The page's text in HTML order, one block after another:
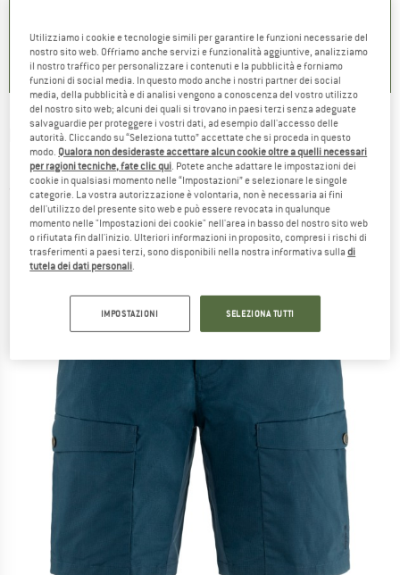
4,6(23) 5,0(27)
FJÄLLRÄVEN -Abisko Hybrid Trail Shorts -
Pantaloncini
(0)
Utilizziamo i cookie e tecnologie simili per garantire le funzioni necessarie del
nostro sito web. Offriamo anche servizi e funzionalità aggiuntive, analizziamo
il nostro traffico per personalizzare i contenuti e la pubblicità e forniamo
funzioni di social media. In questo modo anche i nostri partner dei social
media, della pubblicità e di analisi vengono a conoscenza del vostro utilizzo
del nostro sito web; alcuni dei quali si trovano in paesi terzi senza adeguate
salvaguardie per proteggere i vostri dati, ad esempio dall'accesso delle
autorità. Cliccando su “Seleziona tutto” accettate che si proceda in questo
modo. Qualora non desideraste accettare alcun cookie oltre a quelli necessari
per ragioni tecniche, fate clic qui. Potete anche adattare le impostazioni dei
cookie in qualsiasi momento nelle “Impostazioni” e selezionare le singole
categorie. La vostra autorizzazione è volontaria, non è necessaria ai fini
dell'utilizzo del presente sito web e può essere revocata in qualunque
momento nelle "Impostazioni dei cookie" nell'area in basso del nostro sito web
o rifiutata fin dall'inizio. Ulteriori informazioni in proposito, compresi i rischi di
trasferimenti a paesi terzi, sono disponibili nella nostra informativa sulladi
tutela dei dati personali.
IMPOSTAZIONI SELEZIONA TUTTI